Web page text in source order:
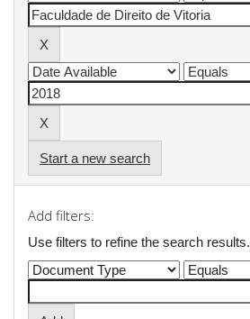
Start a new search
Add filters:
Use filters to refine the search results.